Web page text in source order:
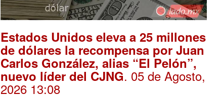
Estados Unidos eleva a 25 millones
de dólares la recompensa por Juan
Carlos González, alias “El Pelón”,
nuevo líder del CJNG. 05 de Agosto,
2026 13:08